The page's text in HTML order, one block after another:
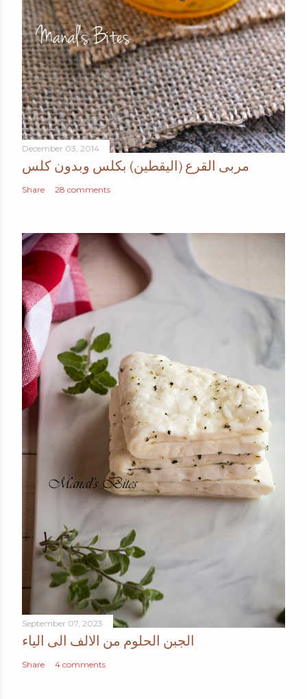
December 03, 2014
مربى القرع (اليقطين) بكلس وبدون كلس
Share 28 comments
September 07, 2023
الجبن الحلوم من الالف الى الياء
Share 4 comments